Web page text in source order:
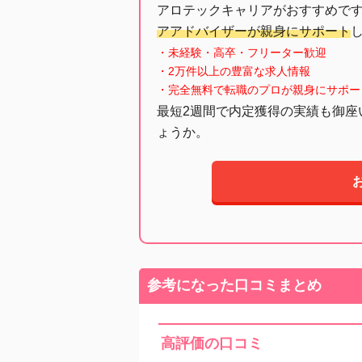
アロテックキャリアがおすすめで
アアドバイザーが親身にサポート
・未経験・高卒・フリーター歓迎
・2万件以上の豊富な求人情報
・完全無料で転職のプロが親身にサポ
最短2週間で内定獲得の実績も御座
ょうか。
参考になった口コミまとめ
高評価の口コミ